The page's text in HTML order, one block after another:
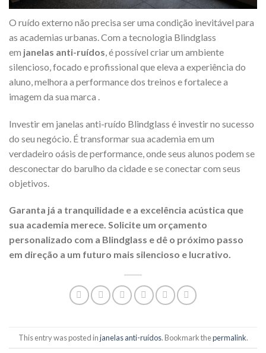
O ruído externo não precisa ser uma condição inevitável para
as academias urbanas. Com a tecnologia Blindglass
em janelas anti-ruídos , é possível criar um ambiente
silencioso, focado e profissional que eleva a experiência do
aluno, melhora a performance dos treinos e fortalece a
imagem da sua marca
Investir em janelas anti-ruído Blindglass é investir no sucesso
do seu negócio. É transformar sua academia em um
verdadeiro oásis de performance, onde seus alunos podem se
desconectar do barulho da cidade e se conectar com seus
objetivos.
Garanta já a tranquilidade e a excelência acústica que
sua academia merece. Solicite um orçamento
personalizado com a Blindglass e dê o próximo passo
em direção a um futuro mais silencioso e lucrativo.
This entry was posted injanelas anti-ruídos. Bookmark thepermalink.